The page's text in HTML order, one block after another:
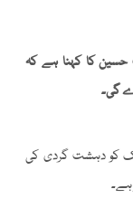
کا کہنا ہے کہ
گی۔
کو دہشت گردی کی
ہے۔